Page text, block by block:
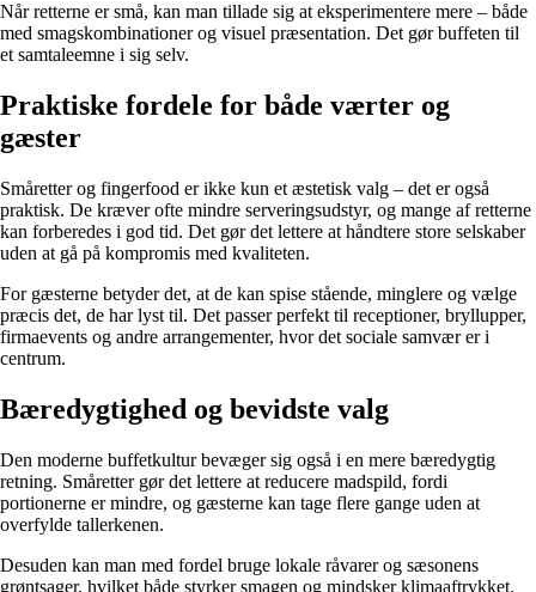
Når retterne er små, kan man tillade sig at eksperimentere mere – både
med smagskombinationer og visuel præsentation. Det gør buffeten til
et samtaleemne i sig selv.
Praktiske fordele for både værter og
gæster
Småretter og fingerfood er ikke kun et æstetisk valg – det er også
praktisk. De kræver ofte mindre serveringsudstyr, og mange af retterne
kan forberedes i god tid. Det gør det lettere at håndtere store selskaber
uden at gå på kompromis med kvaliteten.
For gæsterne betyder det, at de kan spise stående, minglere og vælge
præcis det, de har lyst til. Det passer perfekt til receptioner, bryllupper,
firmaevents og andre arrangementer, hvor det sociale samvær er i
centrum.
Bæredygtighed og bevidste valg
Den moderne buffetkultur bevæger sig også i en mere bæredygtig
retning. Småretter gør det lettere at reducere madspild, fordi
portionerne er mindre, og gæsterne kan tage flere gange uden at
overfylde tallerkenen.
Desuden kan man med fordel bruge lokale råvarer og sæsonens
grøntsager, hvilket både styrker smagen og mindsker klimaaftrykket.